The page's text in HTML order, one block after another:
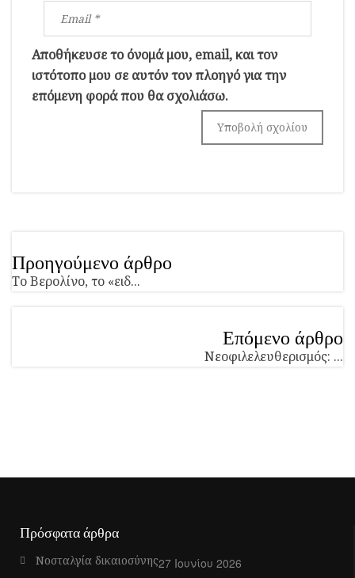
Αποθήκευσε το όνομά μου, email, και τον
ιστότοπο μου σε αυτόν τον πλοηγό για την
επόμενη φορά που θα σχολιάσω.
Προηγούμενο άρθρο
Το Βερολίνο, το «ειδ...
Επόμενο άρθρο
Νεοφιλελευθερισμός: ...
Πρόσφατα άρθρα
Νοσταλγία δικαιοσύνης27 Ιουνίου 2026